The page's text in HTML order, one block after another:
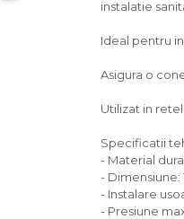
instalatie
Ideal pentru
Asigura o
Utilizat in
Specificatii
- Material
- Dimensiune:
- Instalare
- Presiune